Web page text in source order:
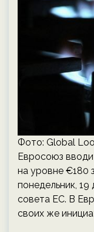
Фото: Global
Евросоюз
на уровне €180
понедельник, 19
совета ЕС. В
своих же